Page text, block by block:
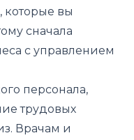
которые вы
сначала
с управлением
персонала,
трудовых
Врачам и